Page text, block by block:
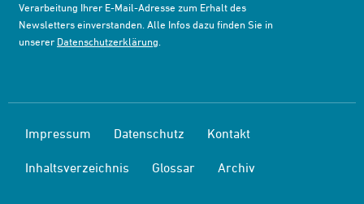
Verarbeitung Ihrer E-Mail-Adresse zum Erhalt des
Newsletters einverstanden. Alle Infos dazu finden Sie in
unserer Datenschutzerklärung
Impressum Datenschutz Kontakt
Inhaltsverzeichnis Glossar Archiv